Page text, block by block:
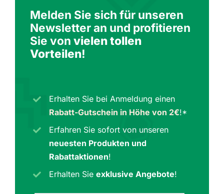
Melden Sie sich für unseren
Newsletter an und profitieren
Sie von vielen tollen
Vorteilen!
Erhalten Sie bei Anmeldung einen
Rabatt-Gutschein in Höhe von 2€!*
Erfahren Sie sofort von unseren
neuesten Produkten und
Rabattaktionen!
Erhalten Sieexklusive Angebote!